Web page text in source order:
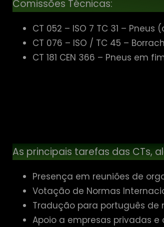
Comissões Técnicas:
CT 052 – ISO 7 TC 31 –
CT 076 – ISO / TC 45 –
CT 181 CEN 366 – Pneus em
As principais tarefas das CTs,
Presença em reuniões de
Votação de Normas
Tradução para português de
Apoio a empresas privadas e